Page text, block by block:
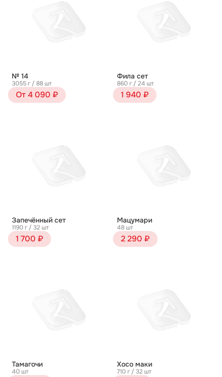
№ 14
3055 г / 88 шт
От 4 090 ₽
Фила сет
860 г / 24 шт
1 940 ₽
Запечённый сет
1190 г / 32 шт
1 700 ₽
Мацумари
48 шт
2 290 ₽
Тамагочи
40 шт
Хосо маки
710 г / 32 шт